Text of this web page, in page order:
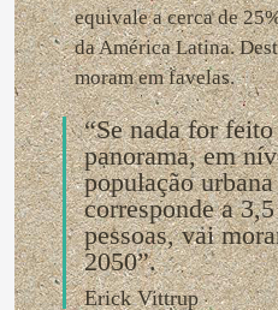
equivale a cerca de
da América Latina.
moram em favelas.
“Se nada for
panorama, em
população
corresponde a
pessoas, vai
2050”.
Erick Vittrup